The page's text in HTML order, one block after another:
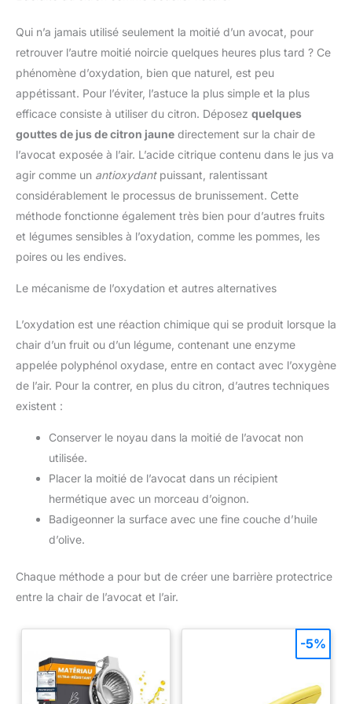
Qui n’a jamais utilisé seulement la moitié d’un avocat, pour
retrouver l’autre moitié noircie quelques heures plus tard ? Ce
phénomène d’oxydation, bien que naturel, est peu
appétissant. Pour l’éviter, l’astuce la plus simple et la plus
efficace consiste à utiliser du citron. Déposez quelques
gouttes de jus de citron jaune directement sur la chair de
l’avocat exposée à l’air. L’acide citrique contenu dans le jus va
agir comme un antioxydantpuissant, ralentissant
considérablement le processus de brunissement. Cette
méthode fonctionne également très bien pour d’autres fruits
et légumes sensibles à l’oxydation, comme les pommes, les
poires ou les endives.
Le mécanisme de l’oxydation et autres alternatives
L’oxydation est une réaction chimique qui se produit lorsque la
chair d’un fruit ou d’un légume, contenant une enzyme
appelée polyphénol oxydase, entre en contact avec l’oxygène
de l’air. Pour la contrer, en plus du citron, d’autres techniques
existent :
Conserver le noyau dans la moitié de l’avocat non
utilisée.
Placer la moitié de l’avocat dans un récipient
hermétique avec un morceau d’oignon.
Badigeonner la surface avec une fine couche d’huile
d’olive.
Chaque méthode a pour but de créer une barrière protectrice
entre la chair de l’avocat et l’air.
-5%